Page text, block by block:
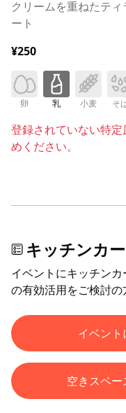
クリームを重ねたテ
ート
¥250
卵 乳 小麦 そ
登録されていない特
めください。
キッチンカ
イベントにキッチン
の有効活用をご検討の
イベン
空きスペ